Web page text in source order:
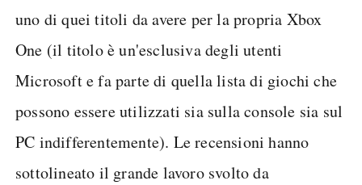
uno di quei titoli da avere per la propria Xbox
One (il titolo è un'esclusiva degli utenti
Microsoft e fa parte di quella lista di giochi che
possono essere utilizzati sia sulla console sia sul
PC indifferentemente). Le recensioni hanno
sottolineato il grande lavoro svolto da